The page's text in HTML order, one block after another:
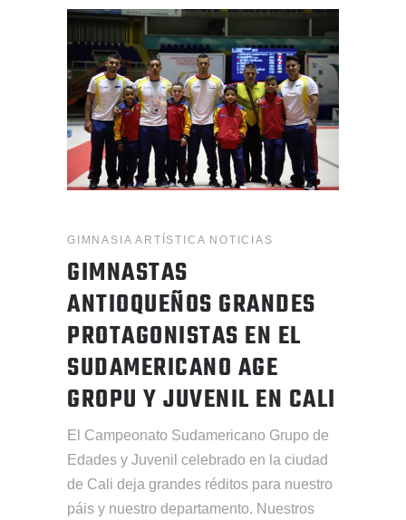
GIMNASIA ARTÍSTICA NOTICIAS
GIMNASTAS
ANTIOQUEÑOS GRANDES
PROTAGONISTAS EN EL
SUDAMERICANO AGE
GROPU Y JUVENIL EN CALI
El Campeonato Sudamericano Grupo de
Edades y Juvenil celebrado en la ciudad
de Cali deja grandes réditos para nuestro
páis y nuestro departamento. Nuestros